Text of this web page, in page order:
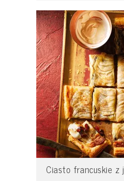
Ciasto francuskie z